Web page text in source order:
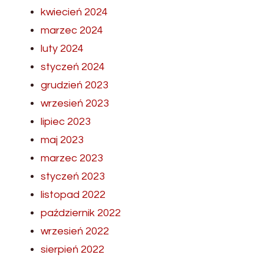
kwiecień 2024
marzec 2024
luty 2024
styczeń 2024
grudzień 2023
wrzesień 2023
lipiec 2023
maj 2023
marzec 2023
styczeń 2023
listopad 2022
październik 2022
wrzesień 2022
sierpień 2022